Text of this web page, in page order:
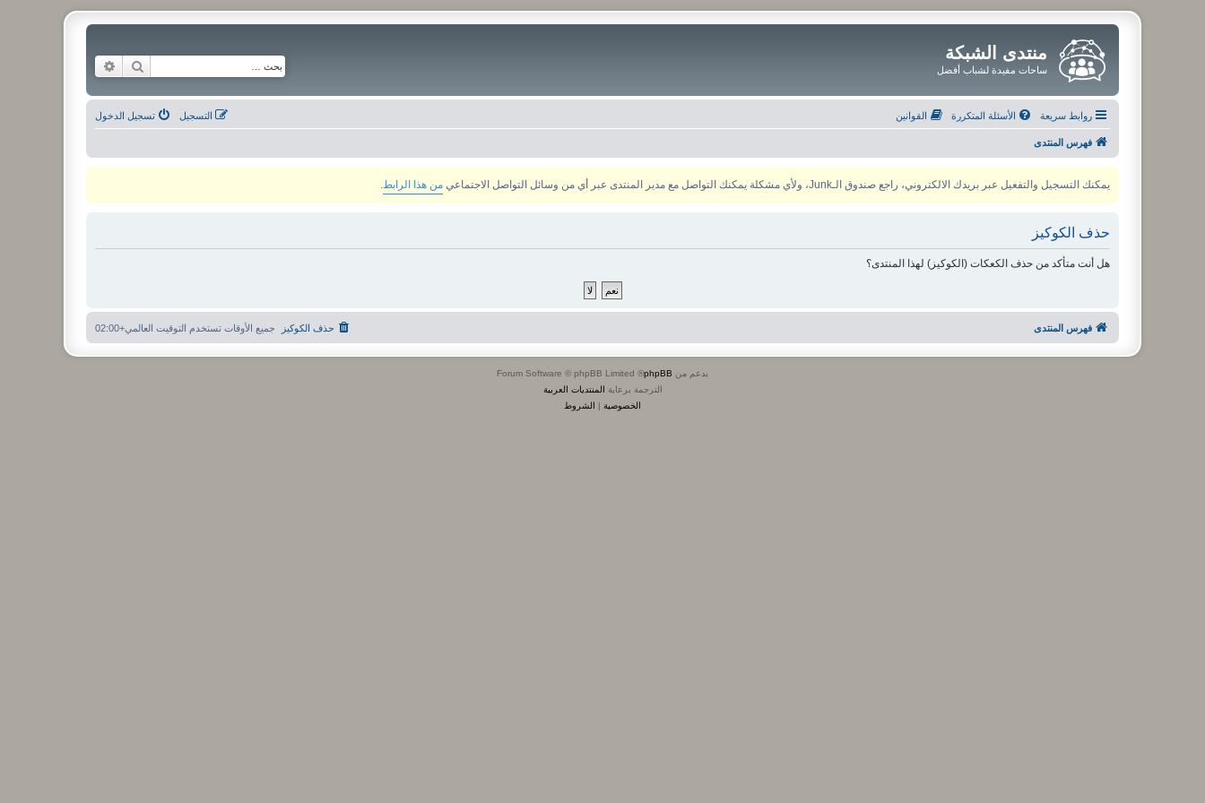
منتدى الشبكة
ساحات مفيدة لشباب أفضل بحث
روابط سريعة الأسئلة المتكررة القوانين تسجيل الدخول التسجيل
فهرس المنتدى
يمكنك التسجيل والتفعيل عبر بريدك الالكتروني، راجع صندوق الـJunk، ولأي مشكلة يمكنك التواصل مع مدير المنتدى عبر أي من وسائل التواصل الاجتماعي من هذا الرابط
حذف الكوكيز
هل أنت متأكد من حذف الكعكات (الكوكيز) لهذا المنتدى؟
فهرس المنتدى جميع الأوقات تستخدم التوقيت العالمي+02:00 حذف الكوكيز
بدعم من phpBB
® Forum Software © phpBB Limited
الترجمة برعاية المنتديات العربية
الخصوصية | الشروط